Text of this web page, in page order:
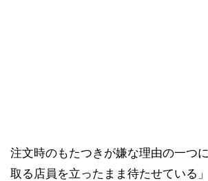
注文時のもたつきが嫌な理由の一つ
取る店員を立ったまま待たせている